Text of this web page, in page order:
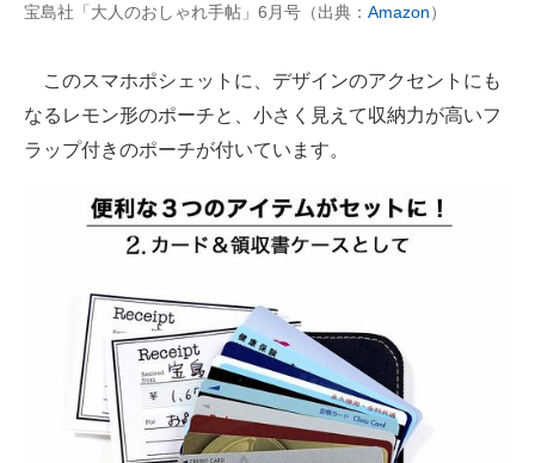
宝島社「大人のおしゃれ手帖」6月号（出典： Amazon）
このスマホポシェットに、デザインのアクセントにも
なるレモン形のポーチと、小さく見えて収納力が高いフ
ラップ付きのポーチが付いています。